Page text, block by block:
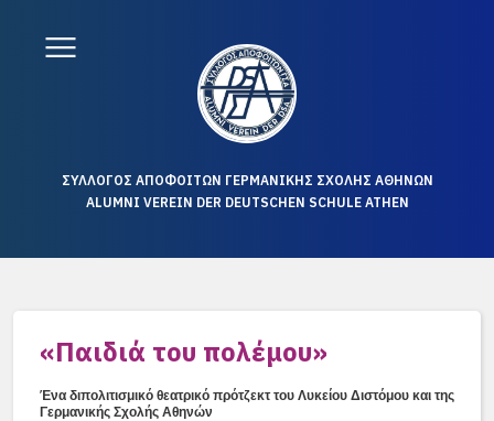
ΣΥΛΛΟΓΟΣ ΑΠΟΦΟΙΤΩΝ ΓΕΡΜΑΝΙΚΗΣ ΣΧΟΛΗΣ ΑΘΗΝΩΝ
ALUMNI VEREIN DER DEUTSCHEN SCHULE ATHEN
«Παιδιά του πολέμου»
Ένα διπολιτισμικό θεατρικό πρότζεκτ του Λυκείου Διστόμου και της
Γερμανικής Σχολής Αθηνών